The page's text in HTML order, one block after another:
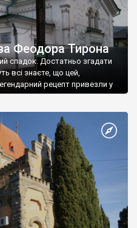
Феодора Тирона
спадок. Достатньо згадати
всі знаєте, що цей,
рецепт привезли у